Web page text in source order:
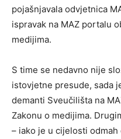
pojašnjavala odvjetnica
ispravak na MAZ portalu
medijima.
S time se nedavno nije
istovjetne presude, sada
demanti Sveučilišta na
Zakonu o medijima.
– iako je u cijelosti